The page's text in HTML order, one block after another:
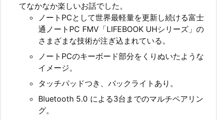
てなかなか楽しいお話でした。
ノートPCとして世界最軽量を更新し続ける富士
通ノートPC FMV「LIFEBOOK UHシリーズ」の
さまざまな技術が注ぎ込まれている。
ノートPCのキーボード部分をくりぬいたような
イメージ。
タッチパッドつき、バックライトあり。
Bluetooth 5.0 による3台までのマルチペアリン
グ。